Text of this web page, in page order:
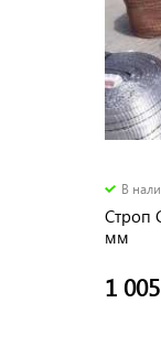
В
Строп
мм
1